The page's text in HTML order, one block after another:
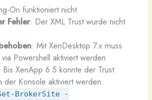
On funktioniert nicht
Fehler: Der XML Trust wurde nicht
: Mit XenDesktop 7.x muss
Powershell aktiviert werden
Bis XenApp 6.5 konnte der Trust
der Konsole aktiviert werden.
BrokerSite -